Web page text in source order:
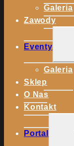
Galeria
Zawody
Eventy
Galeria
Sklep
O Nas
Kontakt
Portal